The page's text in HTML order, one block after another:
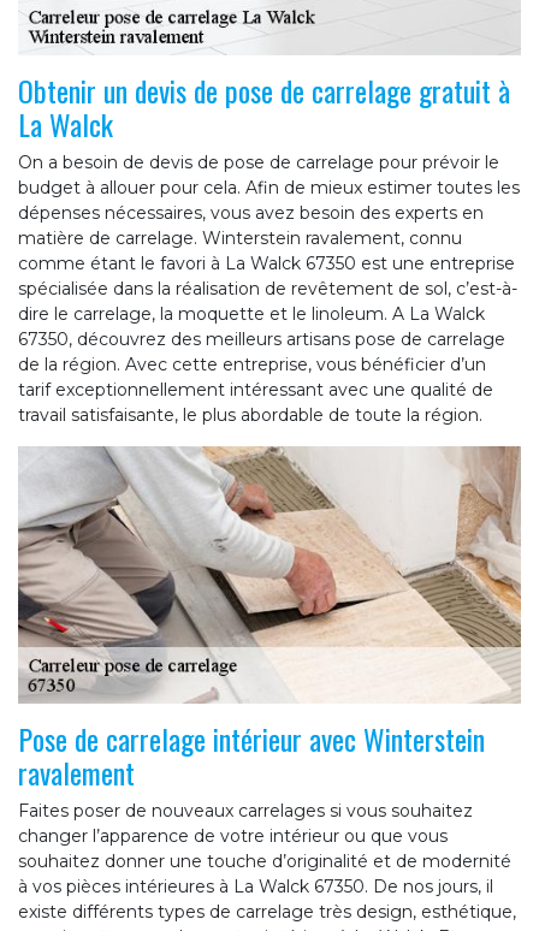
Obtenir un devis de pose de carrelage gratuit à
La Walck
On a besoin de devis de pose de carrelage pour prévoir le
budget à allouer pour cela. Afin de mieux estimer toutes les
dépenses nécessaires, vous avez besoin des experts en
matière de carrelage. Winterstein ravalement, connu
comme étant le favori à La Walck 67350 est une entreprise
spécialisée dans la réalisation de revêtement de sol, c’est-à-
dire le carrelage, la moquette et le linoleum. A La Walck
67350, découvrez des meilleurs artisans pose de carrelage
de la région. Avec cette entreprise, vous bénéficier d’un
tarif exceptionnellement intéressant avec une qualité de
travail satisfaisante, le plus abordable de toute la région.
Pose de carrelage intérieur avec Winterstein
ravalement
Faites poser de nouveaux carrelages si vous souhaitez
changer l’apparence de votre intérieur ou que vous
souhaitez donner une touche d’originalité et de modernité
à vos pièces intérieures à La Walck 67350. De nos jours, il
existe différents types de carrelage très design, esthétique,